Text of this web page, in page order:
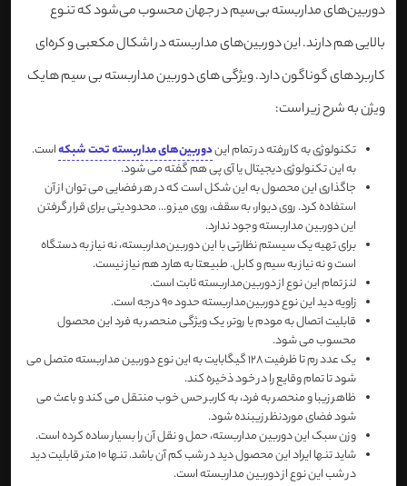
دوربین‌های مداربسته بی‌سیم در جهان محسوب می‌شود که تنوع
بالایی هم دارند. این دوربین‌های مداربسته در اشکال مکعبی و کره‌ای
کاربردهای گوناگون دارد. ویژگی های دوربین مداربسته بی سیم هایک
ویژن به شرح زیر است:
تکنولوژی به کاررفته در تمام ایندوربین‌های مداربسته تحت شبکهاست.
به این تکنولوژی دیجیتال یا آی پی هم گفته می شود.
جاگذاری این محصول به این شکل است که در هر فضایی می توان از آن
استفاده کرد. روی دیوار، به سقف، روی میز و... محدودیتی برای قرار گرفتن
این دوربین مداربسته وجود ندارد.
برای تهیه یک سیستم نظارتی با این دوربین‌مداربسته، نه نیاز به دستگاه
است و نه نیاز به سیم و کابل. طبیعتا به هارد هم نیاز نیست.
لنز تمام این نوع از دوربین‌مداربسته ثابت است.
زاویه دید این نوع دوربین‌مداربسته حدود 90 درجه است.
قابلیت اتصال به مودم یا روتر، یک ویژگی منحصر به فرد این محصول
محسوب می شود.
یک عدد رم تا ظرفیت 128 گیگابایت به این نوع دوربین مداربسته متصل می
شود تا تمام وقایع را در خود ذخیره کند.
ظاهر زیبا و منحصر به فرد، به کاربر حس خوب منتقل می کند و باعث می
شود فضای موردنظر زیبنده شود.
وزن سبک این دوربین مداربسته، حمل و نقل آن را بسیار ساده کرده است.
شاید تنها ایراد این محصول دید در شب کم آن باشد. تنها 10 متر قابلیت دید
در شب این نوع از دوربین مداربسته است.